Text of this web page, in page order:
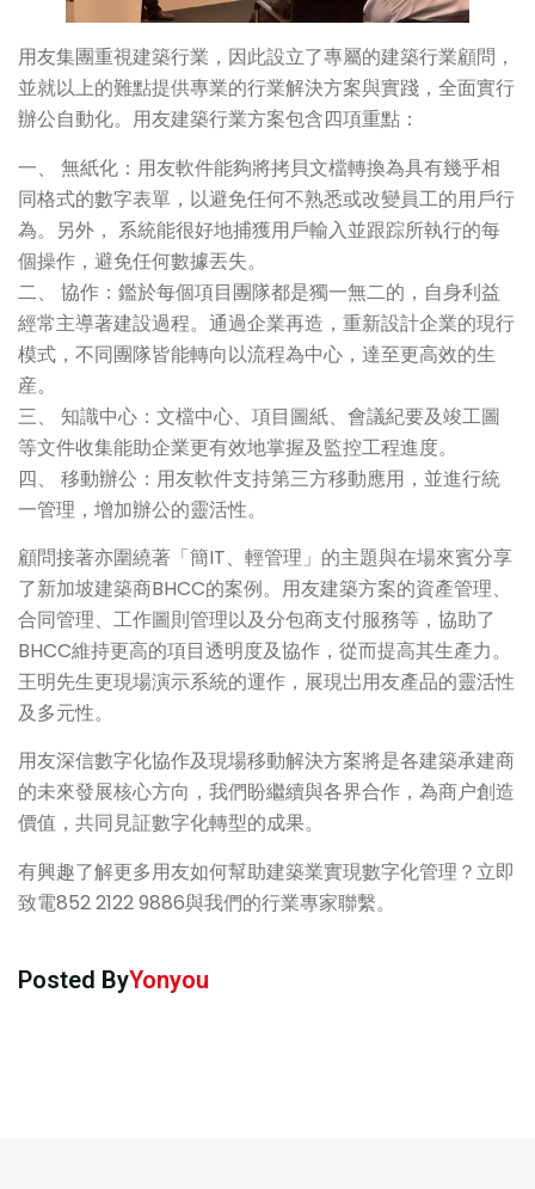
用友集團重視建築行業，因此設立了專屬的建築行業顧問，
並就以上的難點提供專業的行業解決方案與實踐，全面實行
辦公自動化。用友建築行業方案包含四項重點：
一、 無紙化：用友軟件能夠將拷貝文檔轉換為具有幾乎相
同格式的數字表單，以避免任何不熟悉或改變員工的用戶行
為。另外， 系統能很好地捕獲用戶輸入並跟踪所執行的每
個操作，避免任何數據丟失。
二、 協作：鑑於每個項目團隊都是獨一無二的，自身利益
經常主導著建設過程。通過企業再造，重新設計企業的現行
模式，不同團隊皆能轉向以流程為中心，達至更高效的生
産。
三、 知識中心：文檔中心、項目圖紙、會議紀要及竣工圖
等文件收集能助企業更有效地掌握及監控工程進度。
四、 移動辦公：用友軟件支持第三方移動應用，並進行統
一管理，增加辦公的靈活性。
顧問接著亦圍繞著「簡IT、輕管理」的主題與在場來賓分享
了新加坡建築商BHCC的案例。用友建築方案的資產管理、
合同管理、工作圖則管理以及分包商支付服務等，協助了
BHCC維持更高的項目透明度及協作，從而提高其生產力。
王明先生更現場演示系統的運作，展現岀用友產品的靈活性
及多元性。
用友深信數字化協作及現場移動解決方案將是各建築承建商
的未來發展核心方向，我們盼繼續與各界合作，為商户創造
價值，共同見証數字化轉型的成果。
有興趣了解更多用友如何幫助建築業實現數字化管理？立即
致電852 2122 9886與我們的行業專家聯繫。
Posted ByYonyou